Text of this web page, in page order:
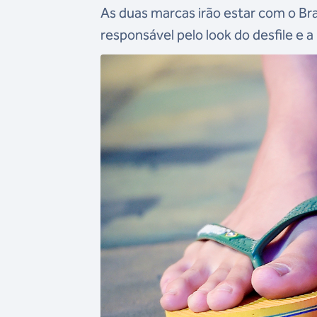
As duas marcas irão estar com o
responsável pelo look do desfile e